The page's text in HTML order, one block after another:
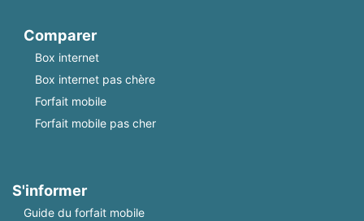
Comparer
Box internet
Box internet pas chère
Forfait mobile
Forfait mobile pas cher
S'informer
Guide du forfait mobile